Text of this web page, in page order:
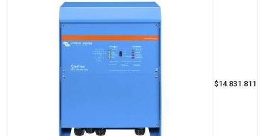
$14.831.811